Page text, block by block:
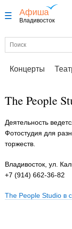
Афиша
Владивосток
Концерты
The People
Деятельность
Фотостудия для
торжеств.
Владивосток, ул.
+7 (914) 662-36-82
The People Studio в